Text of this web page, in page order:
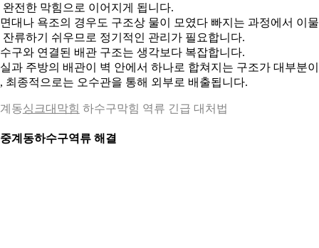
완전한 막힘으로 이어지게 됩니다.
대나 욕조의 경우도 구조상 물이 모였다 빠지는 과정에서 이
잔류하기 쉬우므로 정기적인 관리가 필요합니다.
구와 연결된 배관 구조는 생각보다 복잡합니다.
과 주방의 배관이 벽 안에서 하나로 합쳐지는 구조가 대부분이
최종적으로는 오수관을 통해 외부로 배출됩니다.
동싱크대막힘 하수구막힘 역류 긴급 대처법
계동하수구역류 해결